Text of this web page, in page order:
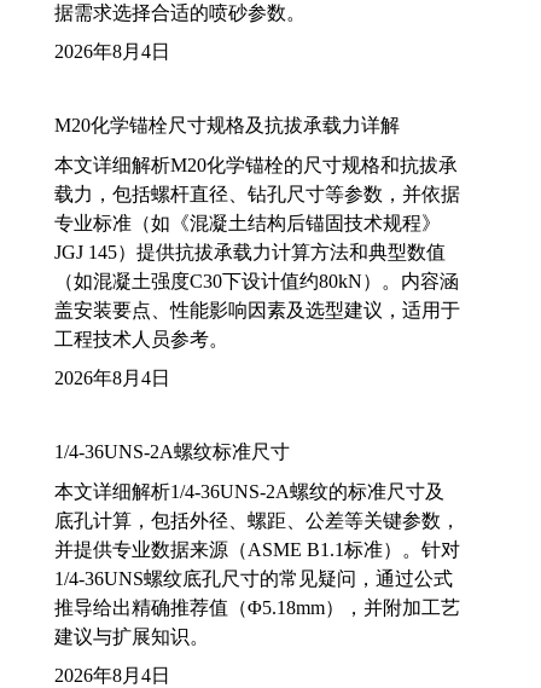
据需求选择合适的喷砂参数。
2026年8月4日
M20化学锚栓尺寸规格及抗拔承载力详解
本文详细解析M20化学锚栓的尺寸规格和抗拔承
载力，包括螺杆直径、钻孔尺寸等参数，并依据
专业标准（如《混凝土结构后锚固技术规程》
JGJ 145）提供抗拔承载力计算方法和典型数值
（如混凝土强度C30下设计值约80kN）。内容涵
盖安装要点、性能影响因素及选型建议，适用于
工程技术人员参考。
2026年8月4日
1/4-36UNS-2A螺纹标准尺寸
本文详细解析1/4-36UNS-2A螺纹的标准尺寸及
底孔计算，包括外径、螺距、公差等关键参数，
并提供专业数据来源（ASME B1.1标准）。针对
1/4-36UNS螺纹底孔尺寸的常见疑问，通过公式
推导给出精确推荐值（Φ5.18mm），并附加工艺
建议与扩展知识。
2026年8月4日